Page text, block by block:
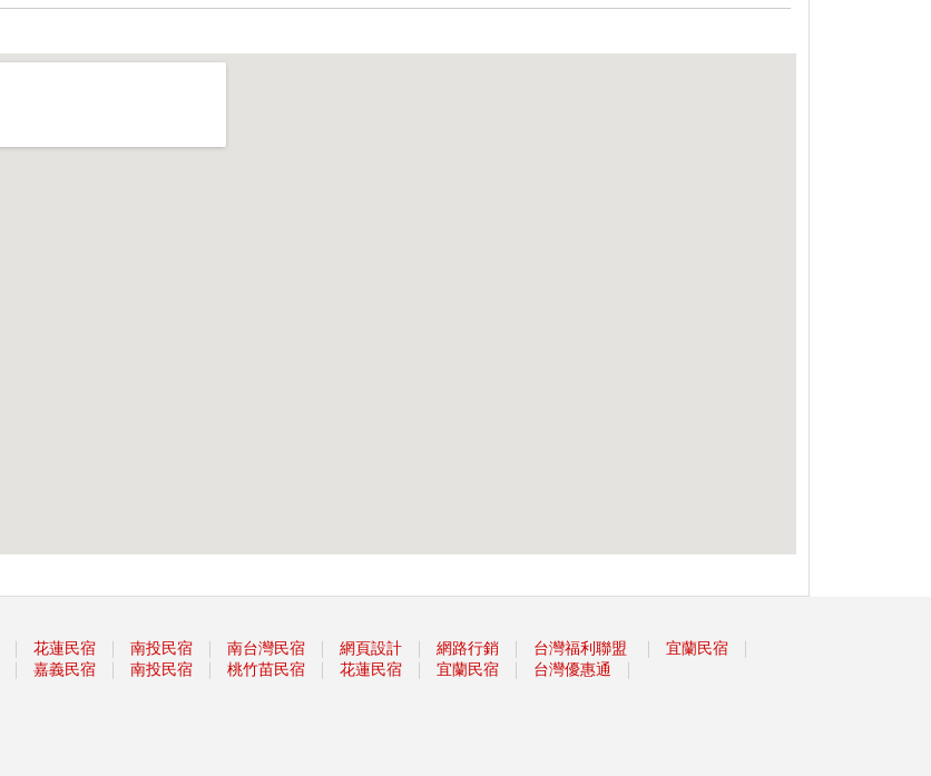
｜ 花蓮民宿 ｜ 南投民宿 ｜ 南台灣民宿 ｜ 網頁設計 ｜ 網路行銷 ｜ 台灣福利聯盟 ｜ 宜蘭民宿 ｜
｜ 嘉義民宿 ｜ 南投民宿 ｜ 桃竹苗民宿 ｜ 花蓮民宿 ｜ 宜蘭民宿 ｜ 台灣優惠通 ｜